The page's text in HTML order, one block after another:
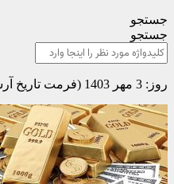
جستجو
جستجو
روز: 3 مهر 1403 (فرمت تاریخ آرشیو روزانه)